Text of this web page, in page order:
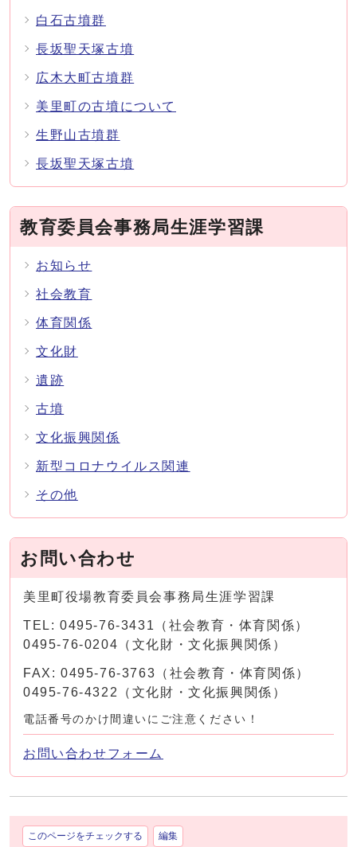
白石古墳群
長坂聖天塚古墳
広木大町古墳群
美里町の古墳について
生野山古墳群
長坂聖天塚古墳
教育委員会事務局生涯学習課
お知らせ
社会教育
体育関係
文化財
遺跡
古墳
文化振興関係
新型コロナウイルス関連
その他
お問い合わせ
美里町役場教育委員会事務局生涯学習課
TEL: 0495-76-3431（社会教育・体育関係）
0495-76-0204（文化財・文化振興関係）
FAX: 0495-76-3763（社会教育・体育関係）
0495-76-4322（文化財・文化振興関係）
電話番号のかけ間違いにご注意ください！
お問い合わせフォーム
このページをチェックする 編集